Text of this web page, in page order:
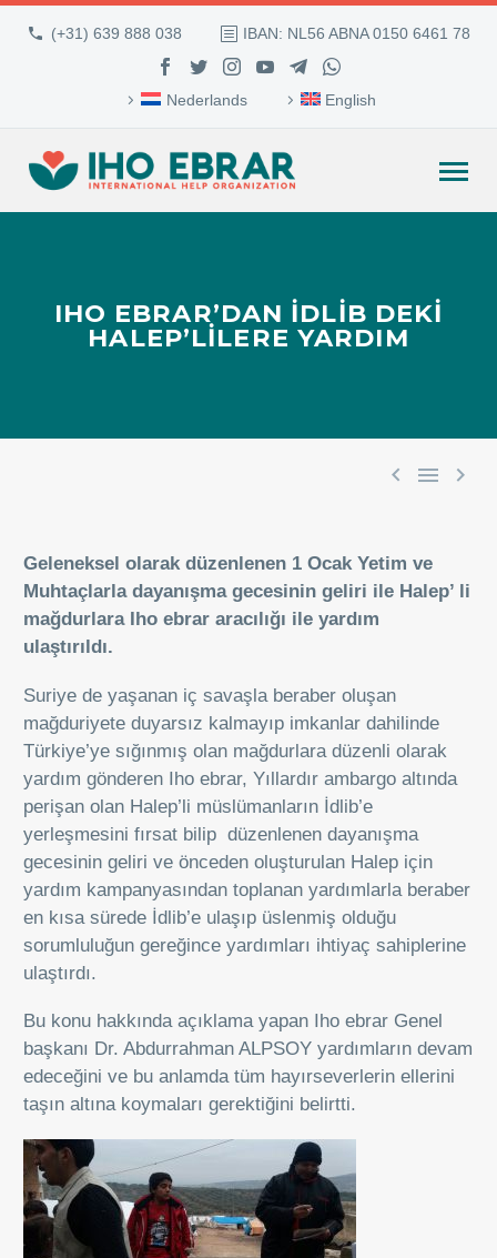
(+31) 639 888 038 IBAN: NL56 ABNA 0150 6461 78
Nederlands English
IHO EBRAR’DAN İDLIB DEKI
HALEP’LILERE YARDIM
  
Geleneksel olarak düzenlenen 1 Ocak Yetim ve
Muhtaçlarla dayanışma gecesinin geliri ile Halep’ li
mağdurlara Iho ebrar aracılığı ile yardım
ulaştırıldı.
Suriye de yaşanan iç savaşla beraber oluşan
mağduriyete duyarsız kalmayıp imkanlar dahilinde
Türkiye’ye sığınmış olan mağdurlara düzenli olarak
yardım gönderen Iho ebrar, Yıllardır ambargo altında
perişan olan Halep’li müslümanların İdlib’e
yerleşmesini fırsat bilip düzenlenen dayanışma
gecesinin geliri ve önceden oluşturulan Halep için
yardım kampanyasından toplanan yardımlarla beraber
en kısa sürede İdlib’e ulaşıp üslenmiş olduğu
sorumluluğun gereğince yardımları ihtiyaç sahiplerine
ulaştırdı.
Bu konu hakkında açıklama yapan Iho ebrar Genel
başkanı Dr. Abdurrahman ALPSOY yardımların devam
edeceğini ve bu anlamda tüm hayırseverlerin ellerini
taşın altına koymaları gerektiğini belirtti.